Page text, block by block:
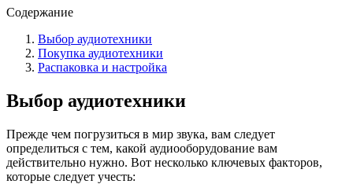
Содержание
Выбор аудиотехники
Покупка аудиотехники
Распаковка и настройка
Выбор аудиотехники
Прежде чем погрузиться в мир звука, вам следует
определиться с тем, какой аудиооборудование вам
действительно нужно. Вот несколько ключевых факторов,
которые следует учесть: